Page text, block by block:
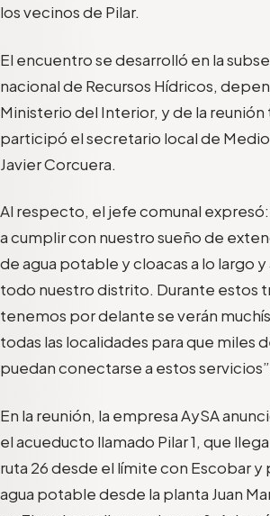
los vecinos de Pilar.
El encuentro se desarrolló en la
nacional de Recursos Hídricos,
Ministerio del Interior, y de la
participó el secretario local de
Javier Corcuera.
Al respecto, el jefe comunal
a cumplir con nuestro sueño de
de agua potable y cloacas a lo largo y
todo nuestro distrito. Durante estos
tenemos por delante se verán
todas las localidades para que miles
puedan conectarse a estos
En la reunión, la empresa AySA
el acueducto llamado Pilar 1, que
ruta 26 desde el límite con Escobar y
agua potable desde la planta Juan